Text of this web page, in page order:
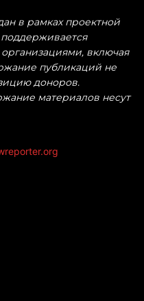
в рамках проектной
включая
публикаций не
доноров.
материалов несут